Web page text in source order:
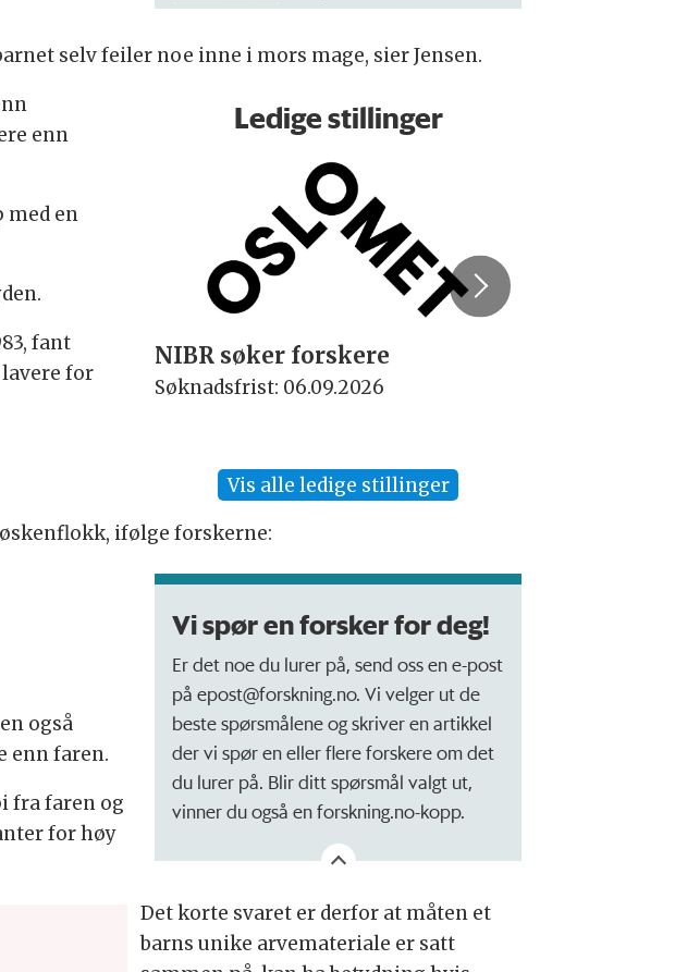
selv feiler noe inne i mors mage, sier Jensen.
Ledige stillinger
NIBR søker forskere
Søknadsfrist: 06.09.2026
Vis alle ledige stillinger
enn
med en
fant
for
ifølge forskerne:
Vi spør en forsker for deg!
Er det noe du lurer på, send oss en e-post
på epost@forskning.no. Vi velger ut de
beste spørsmålene og skriver en artikkel
der vi spør en eller flere forskere om det
du lurer på. Blir ditt spørsmål valgt ut,
vinner du også en forskning.no-kopp.
også
enn faren.
fra faren og
for høy
Det korte svaret er derfor at måten et
barns unike arvemateriale er satt